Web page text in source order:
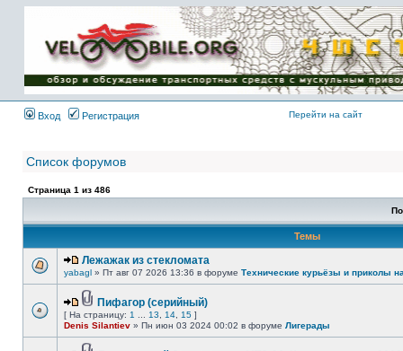
Имя пользователя:
Пароль:
{ LOG_ME_IN_SHORT
}
Вход
Регистрация Перейти на сайт
Список форумов
Страница 1 из 486
Темы
Лежажак из стекломата
yabagl » Пт авг 07 2026 13:36 в форуме Технические курьёзы и приколы
Пифагор (серийный)
[ На страницу: 1 13 14 15 ]
Denis Silantiev » Пн июн 03 2024 00:02 в форуме Лигерады